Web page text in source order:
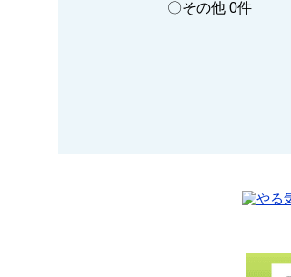
〇その他 0件